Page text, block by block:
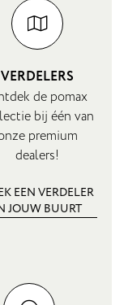
VERDELERS
de pomax
bij één van
premium
dealers!
EEN VERDELER
JOUW BUURT